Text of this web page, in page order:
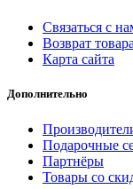
Связаться с
Возврат товара
Карта сайта
Дополнительно
Подарочные
Партнёры
Товары со